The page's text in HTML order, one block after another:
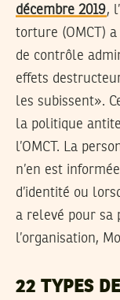
décembre 2019,
torture (OMCT)
de contrôle
effets
les subissent».
la politique
l’OMCT. La
n’en est
d’identité ou
a relevé pour sa
l’organisation,
22 TYPES